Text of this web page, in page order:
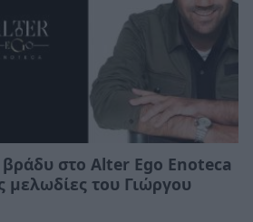
στο Alter Ego Enoteca
μελωδίες του Γιώργου